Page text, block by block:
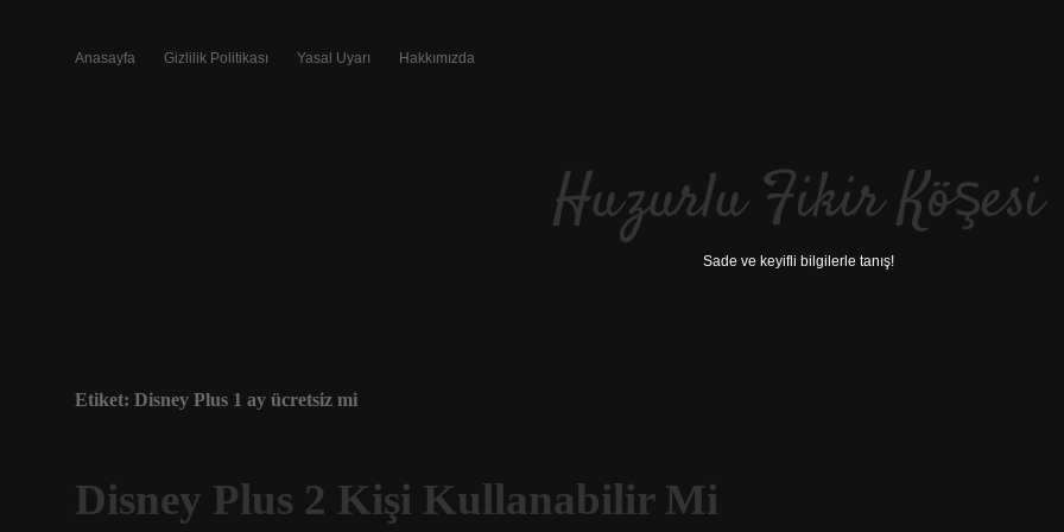
Anasayfa Gizlilik Politikası Yasal Uyarı Hakkımızda
Huzurlu Fikir Köşesi
Sade ve keyifli bilgilerle tanış!
Etiket: Disney Plus 1 ay ücretsiz mi
Disney Plus 2 Kişi Kullanabilir Mi